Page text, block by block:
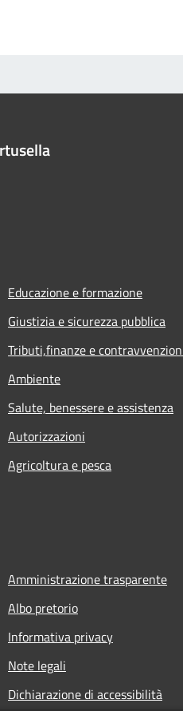
Educazione e formazione
Giustizia e sicurezza pubblica
Tributi,finanze e
Ambiente
Salute, benessere e assistenza
Autorizzazioni
Agricoltura e pesca
Amministrazione trasparente
Albo pretorio
Informativa privacy
Note legali
Dichiarazione di accessibilità